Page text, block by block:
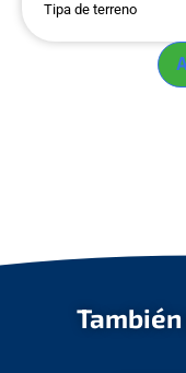
Tipa de terreno